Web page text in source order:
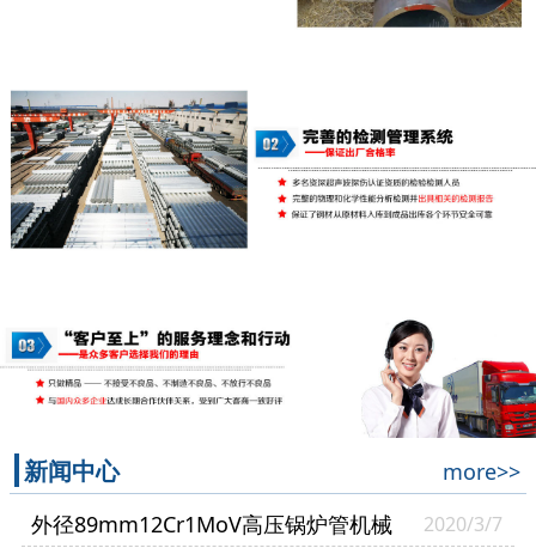
新闻中心
more>>
外径89mm12Cr1MoV高压锅炉管机械
2020/3/7